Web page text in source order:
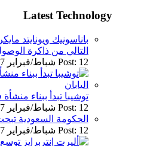
Latest Technology
باناسونيك ويونايتد
التالي من ذاكرة
Post: 12 شباط/فبراير 2017
توشيبا تبدأ ببناء منشأة فاب 6 ومركز ميموري للبحث والتطوير في
Post: 12 شباط/فبراير 2017
الحكومة السعودية
Post: 12 شباط/فبراير 2017